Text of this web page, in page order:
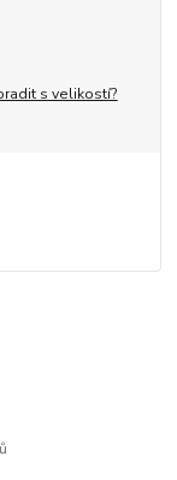
s velikostí?